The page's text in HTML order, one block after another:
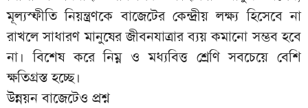
মূল্যস্ফীতি নিয়ন্ত্রণকে বাজেটের কেন্দ্রীয় লক্ষ্য হিসেবে না
রাখলে সাধারণ মানুষের জীবনযাত্রার ব্যয় কমানো সম্ভব হবে
না। বিশেষ করে নিম্ন ও মধ্যবিত্ত শ্রেণি সবচেয়ে বেশি
ক্ষতিগ্রস্ত হচ্ছে।
উন্নয়ন বাজেটেও প্রশ্ন